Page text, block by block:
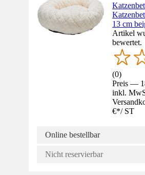
13 cm
Artikel
bewertet.
(0)
Preis —
inkl.
€*/ ST
Online bestellbar
Nicht reservierbar